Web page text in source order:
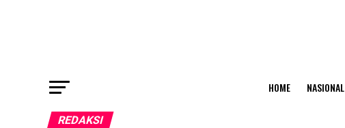
HOME NASIONAL
REDAKSI